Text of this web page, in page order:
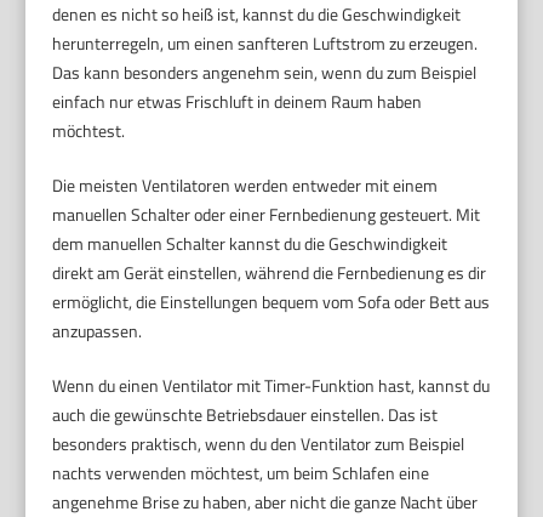
denen es nicht so heiß ist, kannst du die Geschwindigkeit
herunterregeln, um einen sanfteren Luftstrom zu erzeugen.
Das kann besonders angenehm sein, wenn du zum Beispiel
einfach nur etwas Frischluft in deinem Raum haben
möchtest.
Die meisten Ventilatoren werden entweder mit einem
manuellen Schalter oder einer Fernbedienung gesteuert. Mit
dem manuellen Schalter kannst du die Geschwindigkeit
direkt am Gerät einstellen, während die Fernbedienung es dir
ermöglicht, die Einstellungen bequem vom Sofa oder Bett aus
anzupassen.
Wenn du einen Ventilator mit Timer-Funktion hast, kannst du
auch die gewünschte Betriebsdauer einstellen. Das ist
besonders praktisch, wenn du den Ventilator zum Beispiel
nachts verwenden möchtest, um beim Schlafen eine
angenehme Brise zu haben, aber nicht die ganze Nacht über